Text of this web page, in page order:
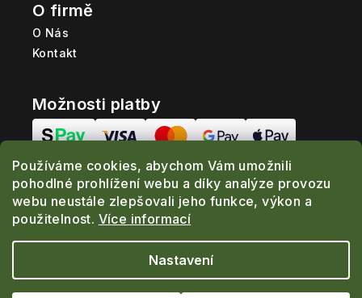
Používáme cookies, abychom Vám umožnili
pohodlné prohlížení webu a díky analýze provozu
webu neustále zlepšovali jeho funkce, výkon a
použitelnost. Více informací
Nastavení
O firmě
O Nás
Kontakt
Možnosti platby
Možnosti dopravy
práva vyhrazena.